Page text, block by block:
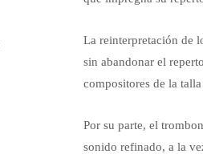
La reinterpretación de
sin abandonar el
compositores de la
Por su parte, el
sonido refinado, a la